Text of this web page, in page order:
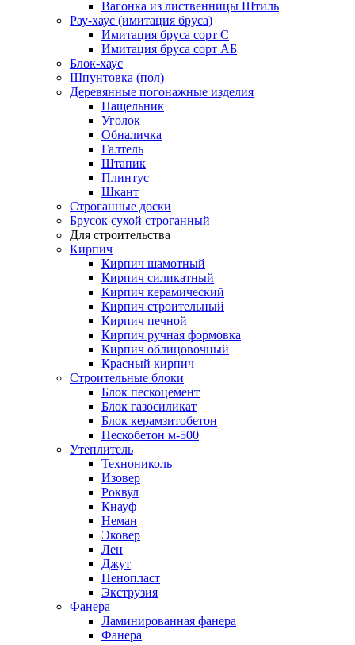
Вагонка из лиственницы Штиль
Рау-хаус (имитация бруса)
Имитация бруса сорт С
Имитация бруса сорт АБ
Блок-хаус
Шпунтовка (пол)
Деревянные погонажные изделия
Нащельник
Уголок
Обналичка
Галтель
Штапик
Плинтус
Шкант
Строганные доски
Брусок сухой строганный
Для строительства
Кирпич
Кирпич шамотный
Кирпич силикатный
Кирпич керамический
Кирпич строительный
Кирпич печной
Кирпич ручная формовка
Кирпич облицовочный
Красный кирпич
Строительные блоки
Блок пескоцемент
Блок газосиликат
Блок керамзитобетон
Пескобетон м-500
Утеплитель
Технониколь
Изовер
Роквул
Кнауф
Неман
Эковер
Лен
Джут
Пенопласт
Экструзия
Фанера
Ламинированная фанера
Фанера